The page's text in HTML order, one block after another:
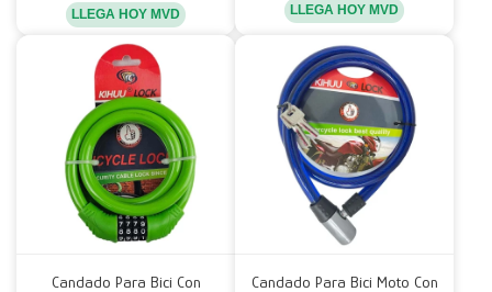
LLEGA HOY MVD LLEGA HOY MVD
Candado Para Bici Con
Candado Para Bici Moto Con